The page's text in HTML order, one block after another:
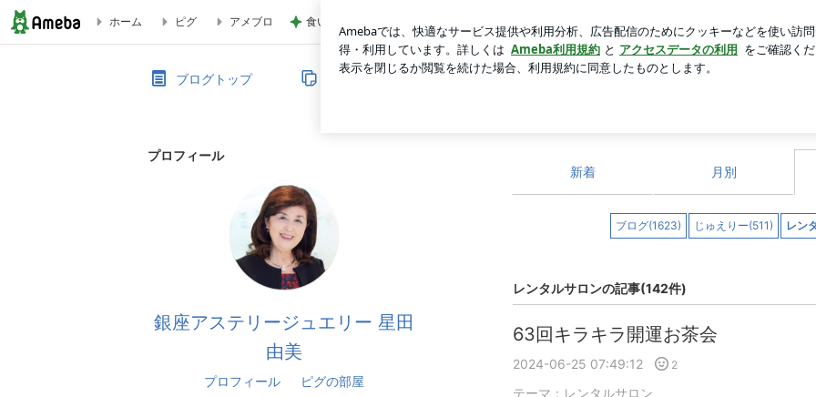
ホーム ピグ アメブロ 食い意地が勝ち気づかなかった注射
ブログトップ 記事一覧 画像一覧 動画一覧
新着 月別
ブログ(1623) じゅえりー(511) レン
レンタルサロンの記事(142件)
63回キラキラ開運お茶会
2024-06-25 07:49:12 2
テーマ： レンタルサロン
プロフィール
銀座アステリージュエリー 星田
由美
プロフィール ピグの部屋